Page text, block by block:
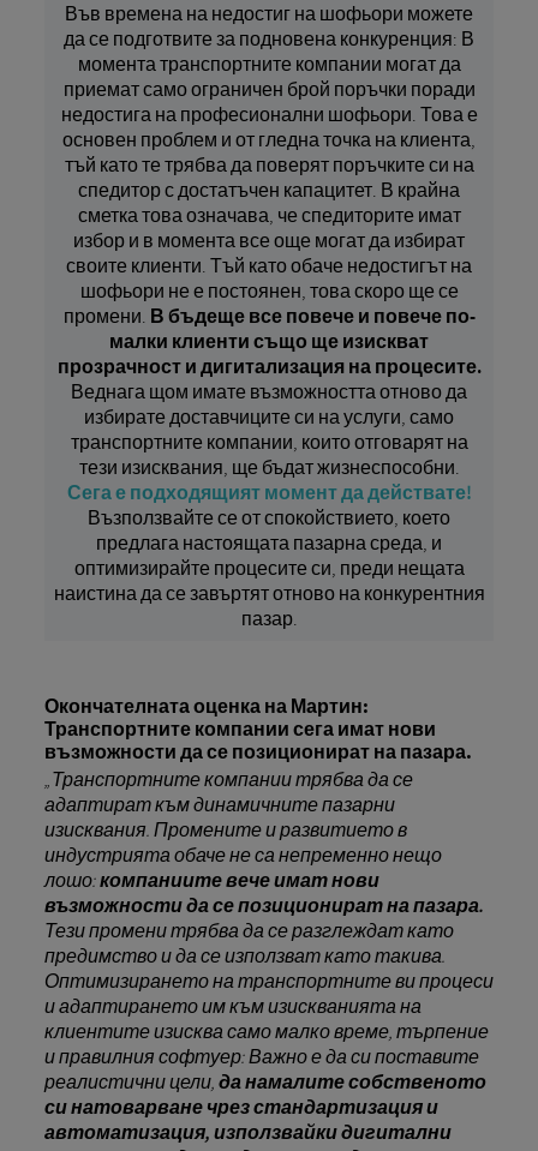
Във времена на недостиг на шофьори можете
да се подготвите за подновена конкуренция: В
момента транспортните компании могат да
приемат само ограничен брой поръчки поради
недостига на професионални шофьори. Това е
основен проблем и от гледна точка на клиента,
тъй като те трябва да поверят поръчките си на
спедитор с достатъчен капацитет. В крайна
сметка това означава, че спедиторите имат
избор и в момента все още могат да избират
своите клиенти. Тъй като обаче недостигът на
шофьори не е постоянен, това скоро ще се
промени. В бъдеще все повече и повече по-
малки клиенти също ще изискват
прозрачност и дигитализация на процесите.
Веднага щом имате възможността отново да
избирате доставчиците си на услуги, само
транспортните компании, които отговарят на
тези изисквания, ще бъдат жизнеспособни.
Сега е подходящият момент да действате!
Възползвайте се от спокойствието, което
предлага настоящата пазарна среда, и
оптимизирайте процесите си, преди нещата
наистина да се завъртят отново на конкурентния
пазар.
Окончателната оценка на Мартин:
Транспортните компании сега имат нови
възможности да се позиционират на пазара.
„Транспортните компании трябва да се
адаптират към динамичните пазарни
изисквания. Промените и развитието в
индустрията обаче не са непременно нещо
лошо:компаниите вече имат нови
възможности да се позиционират на пазара.
Тези промени трябва да се разглеждат като
предимство и да се използват като такива.
Оптимизирането на транспортните ви процеси
и адаптирането им към изискванията на
клиентите изисква само малко време, търпение
и правилния софтуер: Важно е да си поставите
реалистични цели, да намалите собственото
си натоварване чрез стандартизация и
автоматизация, използвайки дигитални